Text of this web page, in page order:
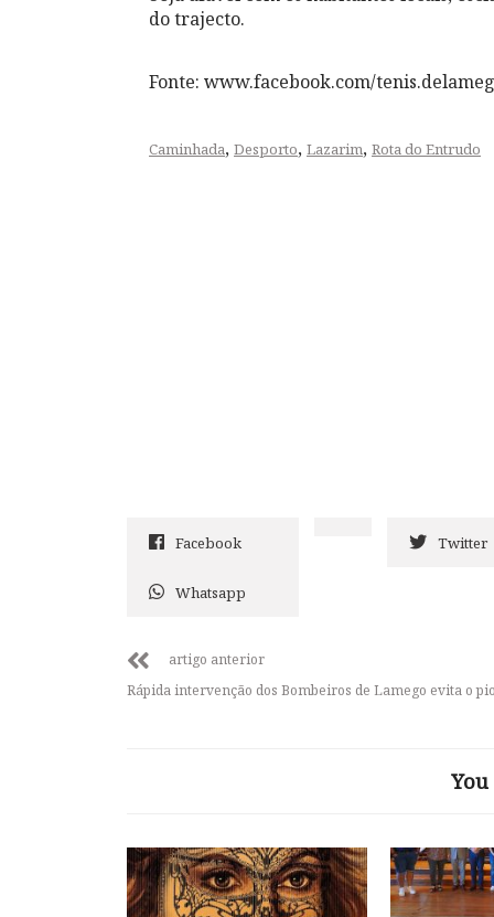
do trajecto.
Fonte: www.facebook.com/
Caminhada, Desporto, Lazarim, Rota do Entrudo
Facebook Twitter
Whatsapp
artigo anterior
Rápida intervenção dos Bombeiros de Lamego evita o